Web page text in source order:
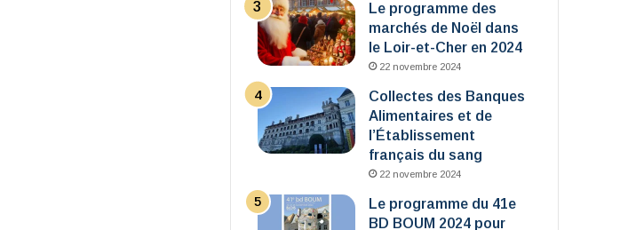
Le programme des
marchés de Noël dans
le Loir-et-Cher en 2024
22 novembre 2024
Collectes des Banques
Alimentaires et de
l’Établissement
français du sang
22 novembre 2024
Le programme du 41e
BD BOUM 2024 pour